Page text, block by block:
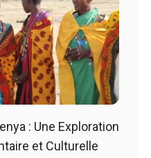
: Une Exploration
et Culturelle